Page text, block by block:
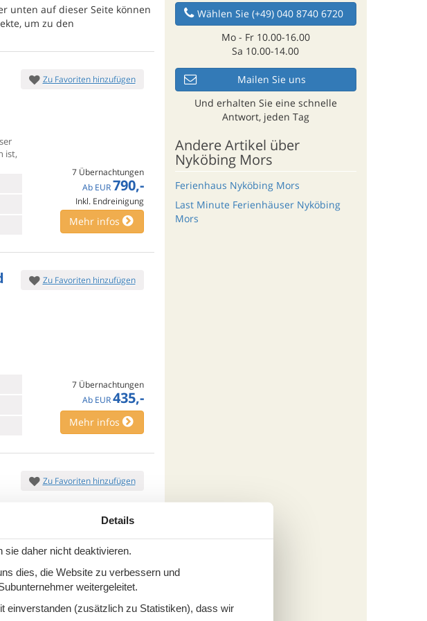
unten auf dieser Seite können
um zu den
ist,
Zu Favoriten hinzufügen
7 Übernachtungen
Ab EUR 790,-
Inkl. Endreinigung
Mehr infos
Zu Favoriten hinzufügen
7 Übernachtungen
Ab EUR 435,-
Mehr infos
Zu Favoriten hinzufügen
7 Übernachtungen
AbEUR1.249,-
Inkl. Endreinigung und Versicherung
Wählen Sie (+49) 040 8740 6720
Mo - Fr 10.00-16.00
Sa 10.00-14.00
Mailen Sie uns
Und erhalten Sie eine schnelle
Antwort, jeden Tag
Andere Artikel über
Nyköbing Mors
Ferienhaus Nyköbing Mors
Last Minute Ferienhäuser Nyköbing
Mors
Details
daher nicht deaktivieren.
dies, die Website zu verbessern und
weitergeleitet.
einverstanden (zusätzlich zu Statistiken), dass wir